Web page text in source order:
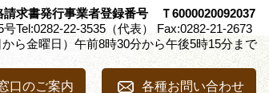
書発行事業者登録番号 Ｔ6000020092037
号Tel:0282-22-3535（代表） Fax:0282-21-2673
ら金曜日）午前8時30分から午後5時15分まで
口のご案内 各種お問い合わせ